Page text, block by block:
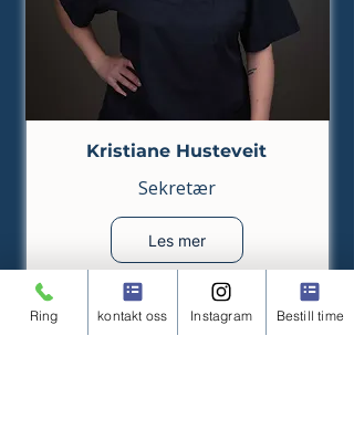
Kristiane Husteveit
Sekretær
Les mer
Bestill time
Ring
kontakt oss Instagram Bestill time